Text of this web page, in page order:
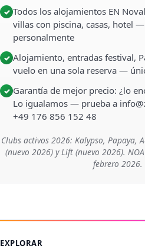
✓ Todos los alojamientos EN
villas con piscina, casas, hotel
personalmente
✓ Alojamiento, entradas festival,
vuelo en una sola reserva —
✓ Garantía de mejor precio: ¿lo
Lo igualamos — prueba a
+49 176 856 152 48
Clubs activos 2026: Kalypso, Papaya,
(nuevo 2026) y Lift (nuevo 2026).
febrero 2026.
EXPLORAR